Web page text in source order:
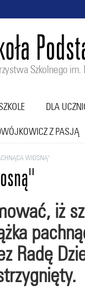
Szkolnego im.
DLA
Z PASJĄ
WIOSNĄ"
iż
Radę